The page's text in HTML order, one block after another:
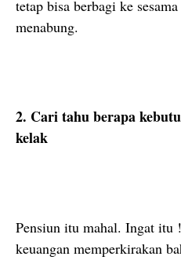
tetap bisa berbagi ke
menabung.
2. Cari tahu berapa
kelak
Pensiun itu mahal. Ingat itu
keuangan memperkirakan